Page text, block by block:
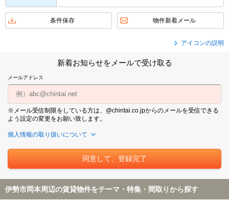
条件保存 物件新着メール
アイコンの説明
新着お知らせをメールで受け取る
メールアドレス
※メール受信制限をしている方は、@chintai.co.jpからのメールを受信できる
よう設定の変更をお願い致します。
個人情報の取り扱いについて
伊勢市岡本周辺の賃貸物件をテーマ・特集・間取りから探す